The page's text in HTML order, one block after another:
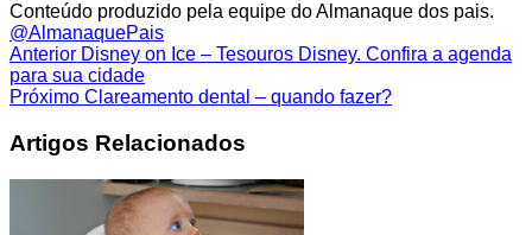
Conteúdo produzido pela equipe do Almanaque dos pais.
@AlmanaquePais
Anterior Disney on Ice – Tesouros Disney. Confira a agenda
para sua cidade
Próximo Clareamento dental – quando fazer?
Artigos Relacionados